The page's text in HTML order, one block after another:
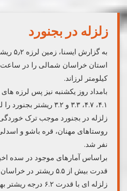
زلزله در بجنورد
به
کیلومتر لرزاند.
بامداد روز یکشنبه نیز پس لرزه
۴.۱، ۴.۷، ۳.۳ و ۳.۲ ریشتر بجنورد را لرزاند.
زلزله در بجنورد موجب ترک
روستاهای مهنان، قره باشو و
نفر شد.
قدرت بیش از ۵.۵ ریشتر در خراسان شمالی رخ داده است.